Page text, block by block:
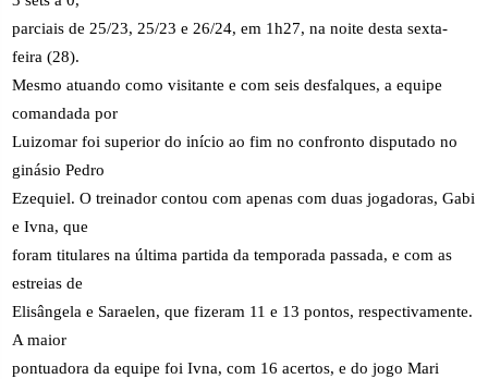
parciais de 25/23, 25/23 e 26/24, em 1h27, na noite desta sexta-
feira (28).
Mesmo atuando como visitante e com seis desfalques, a equipe
comandada por
Luizomar foi superior do início ao fim no confronto disputado no
ginásio Pedro
Ezequiel. O treinador contou com apenas com duas jogadoras, Gabi
e Ivna, que
foram titulares na última partida da temporada passada, e com as
estreias de
Elisângela e Saraelen, que fizeram 11 e 13 pontos, respectivamente.
A maior
pontuadora da equipe foi Ivna, com 16 acertos, e do jogo Mari